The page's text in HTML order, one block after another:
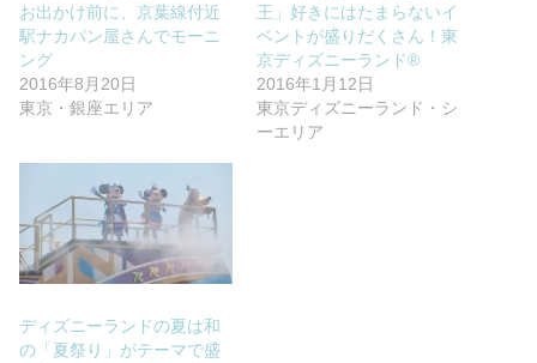
お出かけ前に、京葉線付近
駅ナカパン屋さんでモーニ
ング
2016年8月20日
東京・銀座エリア
王」好きにはたまらないイ
ベントが盛りだくさん！東
京ディズニーランド®︎
2016年1月12日
東京ディズニーランド・シ
ーエリア
ディズニーランドの夏は和
の「夏祭り」がテーマで盛